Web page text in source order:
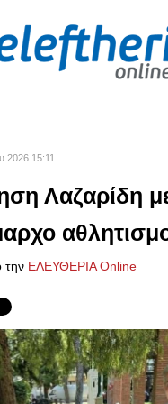
2026 15:11
Λαζαρίδη
την ΕΛΕΥΘΕΡΙΑ Online